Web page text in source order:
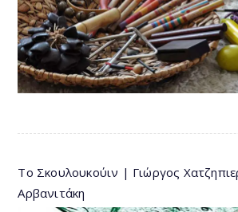
Το Σκουλουκούιν | Γιώργος
Αρβανιτάκη